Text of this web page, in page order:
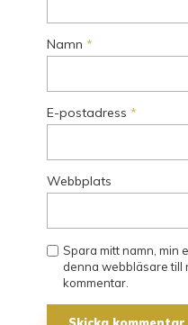
Namn *
E-postadress *
Webbplats
Spara mitt namn, min
denna webbläsare till
kommentar.